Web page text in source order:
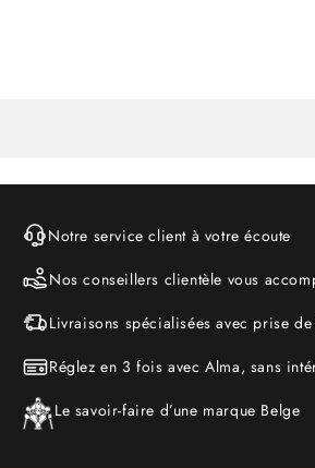
Notre service client à votre écoute
Nos conseillers clientèle vous
Livraisons spécialisées avec prise de
Réglez en 3 fois avec Alma, sans
Le savoir-faire d’une marque Belge